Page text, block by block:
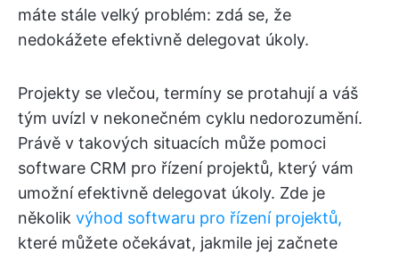
máte stále velký problém: zdá se, že
nedokážete efektivně delegovat úkoly.
Projekty se vlečou, termíny se protahují a váš
tým uvízl v nekonečném cyklu nedorozumění.
Právě v takových situacích může pomoci
software CRM pro řízení projektů, který vám
umožní efektivně delegovat úkoly. Zde je
několik výhod softwaru pro řízení projektů,
které můžete očekávat, jakmile jej začnete